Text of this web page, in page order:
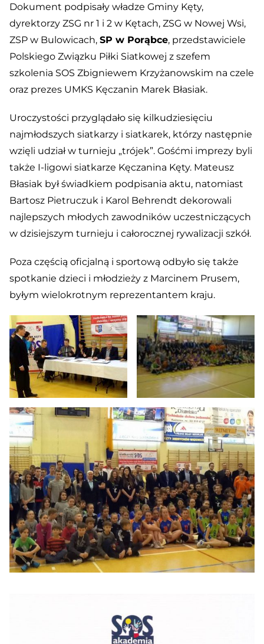
Dokument podpisały władze Gminy Kęty,
dyrektorzy ZSG nr 1 i 2 w Kętach, ZSG w Nowej Wsi,
ZSP w Bulowicach, SP w Porąbce, przedstawiciele
Polskiego Związku Piłki Siatkowej z szefem
szkolenia SOS Zbigniewem Krzyżanowskim na czele
oraz prezes UMKS Kęczanin Marek Błasiak.
Uroczystości przyglądało się kilkudziesięciu
najmłodszych siatkarzy i siatkarek, którzy następnie
wzięli udział w turnieju „trójek”. Gośćmi imprezy byli
także I-ligowi siatkarze Kęczanina Kęty. Mateusz
Błasiak był świadkiem podpisania aktu, natomiast
Bartosz Pietruczuk i Karol Behrendt dekorowali
najlepszych młodych zawodników uczestniczących
w dzisiejszym turnieju i całorocznej rywalizacji szkół.
Poza częścią oficjalną i sportową odbyło się także
spotkanie dzieci i młodzieży z Marcinem Prusem,
byłym wielokrotnym reprezentantem kraju.